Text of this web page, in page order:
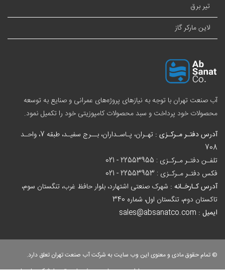
تیر برق
لاین مارکر گاز
آب صنعت تهران با توجه به نیازهای پروژه‌های عمرانی و صنایع به توسعه
محصولات خود پرداخت و سبد محصولات کامپوزیتیخود را تکمیل نمود.
آدرس دفتـر مـرکـزی :
تهـران، پـاسـداران، بــرج سفیـد، طبقه 7، واحـد
708
تلفـن دفتـر مـرکـزی : 021 - 22553955
فکس دفتـر مـرکـزی : 021 - 22553953
آدرس کـارخـانه :شهرک صنعتی اشتهارد، بلوار حافظ غرب، تنگستان سوم،
تاکستان دوم، تنگستان اول، شماره 340
ایمیل :sales@absanatco.com
© تمام حقوق مادی و معنوی این وب سایت به شرکت آب صنعت تهران تعلق دارد.